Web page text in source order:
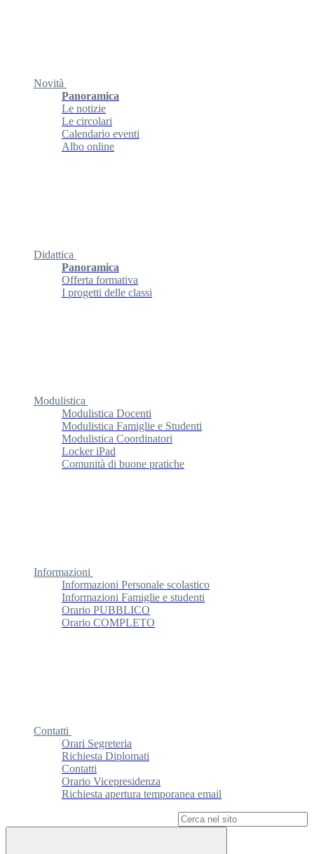
Novità
Panoramica
Le notizie
Le circolari
Calendario eventi
Albo online
Didattica
Panoramica
Offerta formativa
I progetti delle classi
Modulistica
Modulistica Docenti
Modulistica Famiglie e Studenti
Modulistica Coordinatori
Locker iPad
Comunità di buone pratiche
Informazioni
Informazioni Personale scolastico
Informazioni Famiglie e studenti
Orario PUBBLICO
Orario COMPLETO
Contatti
Orari Segreteria
Richiesta Diplomati
Contatti
Orario Vicepresidenza
Richiesta apertura temporanea email